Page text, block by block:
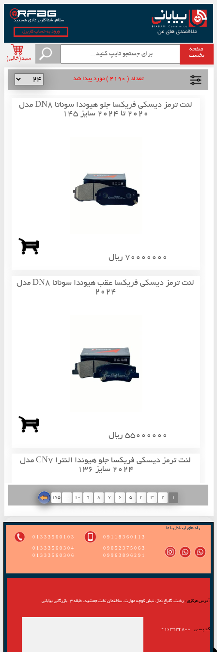
سلام: شما کاربر عادی هستید
ورود به حساب کاربری علاقمندی های من
صفحه
نخست
سبد(خالی)
تعداد ( 4190 ) مورد پیدا شد
لنت ترمز دیسکی فریکسا جلو هیوندا سوناتا DN8 مدل
2020 تا 2024 سایز 145
70000000 ریال
لنت ترمز دیسکی فریکسا عقب هیوندا سوناتا DN8 مدل
2024
55000000 ریال
لنت ترمز دیسکی فریکسا جلو هیوندا النترا CN7 مدل
2024 سایز 136
1
2
3
4
5
6
7
8
9
10
...
175
:راه های ارتباطی با ما
0 1 3 3 3 5 6 0 1 0 3
0 1 3 3 3 5 6 0 3 0 4
0 1 3 3 3 5 6 0 3 0 6
0 9 1 1 8 3 6 0 1 1 3
0 9 0 5 2 3 7 5 0 6 3
0 9 9 6 3 8 9 6 2 9 1
آدرس مرکزی :رشت. گلباغ نماز. نبش کوچه مهارت. ساختمان تخت جمشید. طبقه 3. بازرگانی بیابانی
کد پستی : 4163934800